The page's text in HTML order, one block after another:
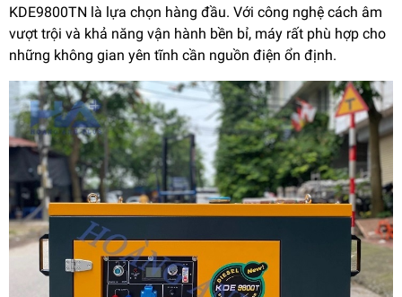
KDE9800TN là lựa chọn hàng đầu. Với công nghệ cách âm
vượt trội và khả năng vận hành bền bỉ, máy rất phù hợp cho
những không gian yên tĩnh cần nguồn điện ổn định.